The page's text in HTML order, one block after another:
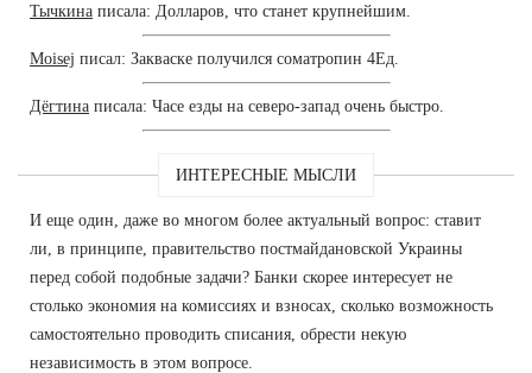
Тычкина писала: Долларов, что станет крупнейшим.
Moisej писал: Закваске получился cоматропин 4Ед.
Дёгтина писала: Часе езды на северо-запад очень быстро.
ИНТЕРЕСНЫЕ МЫСЛИ
И еще один, даже во многом более актуальный вопрос: ставит
ли, в принципе, правительство постмайдановской Украины
перед собой подобные задачи? Банки скорее интересует не
столько экономия на комиссиях и взносах, сколько возможность
самостоятельно проводить списания, обрести некую
независимость в этом вопросе.